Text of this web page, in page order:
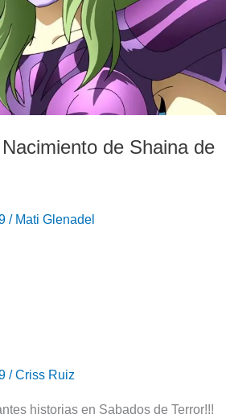
de Shaina de
/ Mati Glenadel
/Criss Ruiz
historias en Sabados de Terror!!!